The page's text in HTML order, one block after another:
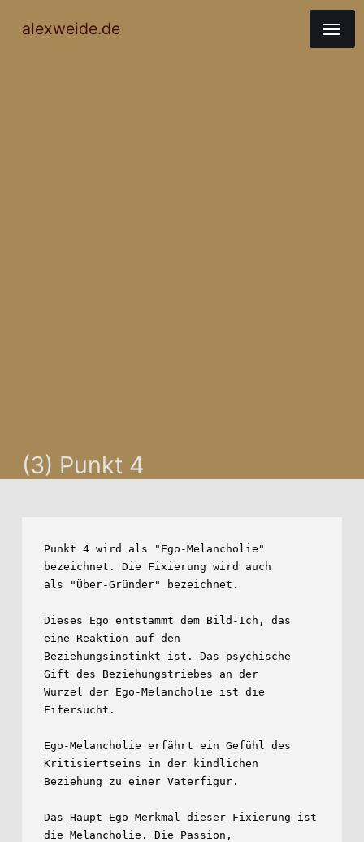
alexweide.de
(3) Punkt 4
Punkt 4 wird als "Ego-Melancholie"
bezeichnet. Die Fixierung wird auch
als "Über-Gründer" bezeichnet.
Dieses Ego entstammt dem Bild-Ich, das
eine Reaktion auf den
Beziehungsinstinkt ist. Das psychische
Gift des Beziehungstriebes an der
Wurzel der Ego-Melancholie ist die
Eifersucht.
Ego-Melancholie erfährt ein Gefühl des
Kritisiertseins in der kindlichen
Beziehung zu einer Vaterfigur.
Das Haupt-Ego-Merkmal dieser Fixierung ist
die Melancholie. Die Passion,